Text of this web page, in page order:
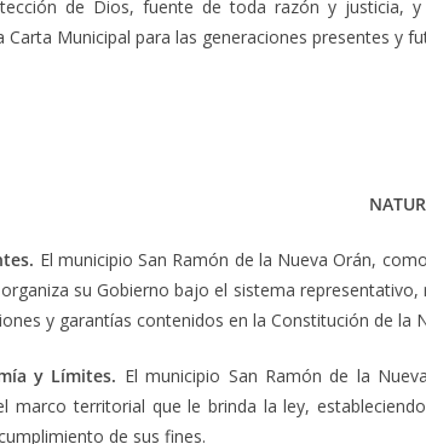
de Dios, fuente de toda razón y justicia,
Carta Municipal para las generaciones presentes y
El municipio San Ramón de la Nueva Orán,
su Gobierno bajo el sistema
y garantías contenidos en la Constitución de la
y Límites. El municipio San Ramón de la
marco territorial que le brinda la ley,
de sus fines.